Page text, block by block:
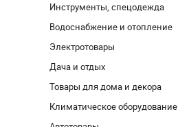
Инструменты, спецодежда
Водоснабжение и отопление
Электротовары
Дача и отдых
Товары для дома и декора
Климатическое оборудование